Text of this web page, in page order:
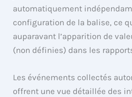
automatiquement
configuration de la balise, ce
auparavant l’apparition de
(non définies) dans les
Les événements collectés
offrent une vue détaillée des